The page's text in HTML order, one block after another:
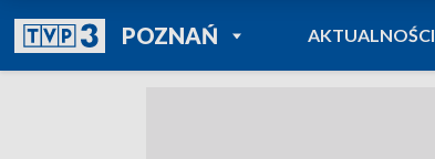
POZNAŃPOWRÓT DO
TVP REGIONY
AKTUALNOŚCI